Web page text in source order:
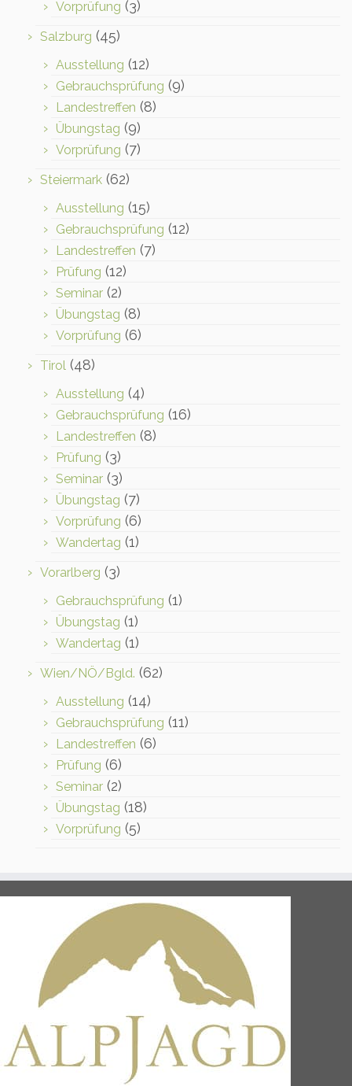
Vorprüfung (3)
Salzburg (45)
Ausstellung (12)
Gebrauchsprüfung (9)
Landestreffen (8)
Übungstag (9)
Vorprüfung (7)
Steiermark (62)
Ausstellung (15)
Gebrauchsprüfung (12)
Landestreffen (7)
Prüfung (12)
Seminar (2)
Übungstag (8)
Vorprüfung (6)
Tirol (48)
Ausstellung (4)
Gebrauchsprüfung (16)
Landestreffen (8)
Prüfung (3)
Seminar (3)
Übungstag (7)
Vorprüfung (6)
Wandertag (1)
Vorarlberg (3)
Gebrauchsprüfung (1)
Übungstag (1)
Wandertag (1)
Wien/NÖ/Bgld. (62)
Ausstellung (14)
Gebrauchsprüfung (11)
Landestreffen (6)
Prüfung (6)
Seminar (2)
Übungstag (18)
Vorprüfung (5)